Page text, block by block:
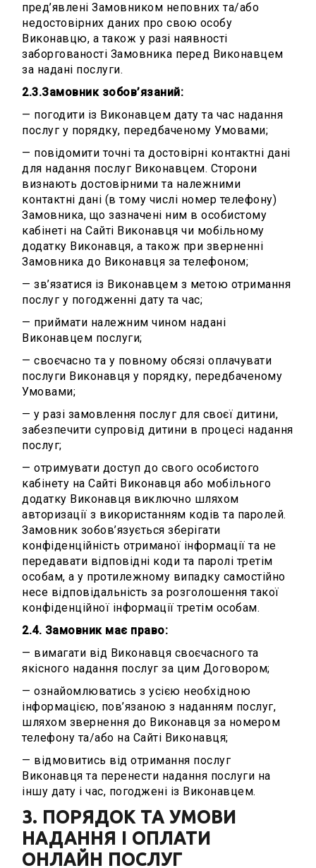
пред’явлені Замовником неповних та/або
недостовірних даних про свою особу
Виконавцю, а також у разі наявності
заборгованості Замовника перед Виконавцем
за надані послуги.
2.3.Замовник зобов’язаний:
— погодити із Виконавцем дату та час надання
послуг у порядку, передбаченому Умовами;
— повідомити точні та достовірні контактні дані
для надання послуг Виконавцем. Сторони
визнають достовірними та належними
контактні дані (в тому числі номер телефону)
Замовника, що зазначені ним в особистому
кабінеті на Сайті Виконавця чи мобільному
додатку Виконавця, а також при зверненні
Замовника до Виконавця за телефоном;
— зв’язатися із Виконавцем з метою отримання
послуг у погодженні дату та час;
— приймати належним чином надані
Виконавцем послуги;
— своєчасно та у повному обсязі оплачувати
послуги Виконавця у порядку, передбаченому
Умовами;
— у разі замовлення послуг для своєї дитини,
забезпечити супровід дитини в процесі надання
послуг;
— отримувати доступ до свого особистого
кабінету на Сайті Виконавця або мобільного
додатку Виконавця виключно шляхом
авторизації з використанням кодів та паролей.
Замовник зобов’язується зберігати
конфіденційність отриманої інформації та не
передавати відповідні коди та паролі третім
особам, а у протилежному випадку самостійно
несе відповідальність за розголошення такої
конфіденційної інформації третім особам.
2.4. Замовник має право:
— вимагати від Виконавця своєчасного та
якісного надання послуг за цим Договором;
— ознайомлюватись з усією необхідною
інформацією, пов’язаною з наданням послуг,
шляхом звернення до Виконавця за номером
телефону та/або на Сайті Виконавця;
— відмовитись від отримання послуг
Виконавця та перенести надання послуги на
іншу дату і час, погоджені із Виконавцем.
3. ПОРЯДОК ТА УМОВИ
НАДАННЯ І ОПЛАТИ
ОНЛАЙН ПОСЛУГ